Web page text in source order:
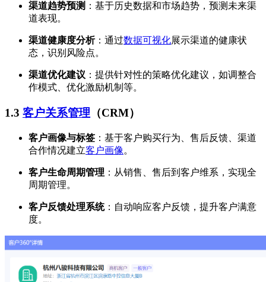
渠道趋势预测 ：基于历史数据和市场趋势，预测未来渠
道表现。
渠道健康度分析：通过数据可视化展示渠道的健康状
态，识别风险点。
渠道优化建议 ：提供针对性的策略优化建议，如调整合
作模式、优化激励机制等。
1.3 客户关系管理 （CRM）
客户画像与标签 ：基于客户购买行为、售后反馈、渠道
合作情况建立客户画像。
客户生命周期管理 ：从销售、售后到客户维系，实现全
周期管理。
客户反馈处理系统：自动响应客户反馈，提升客户满意
度。